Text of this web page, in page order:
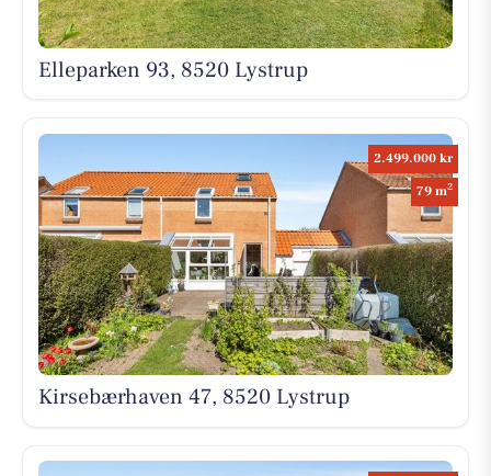
Elleparken 93, 8520 Lystrup
2.499.000 kr
79 m2
Kirsebærhaven 47, 8520 Lystrup